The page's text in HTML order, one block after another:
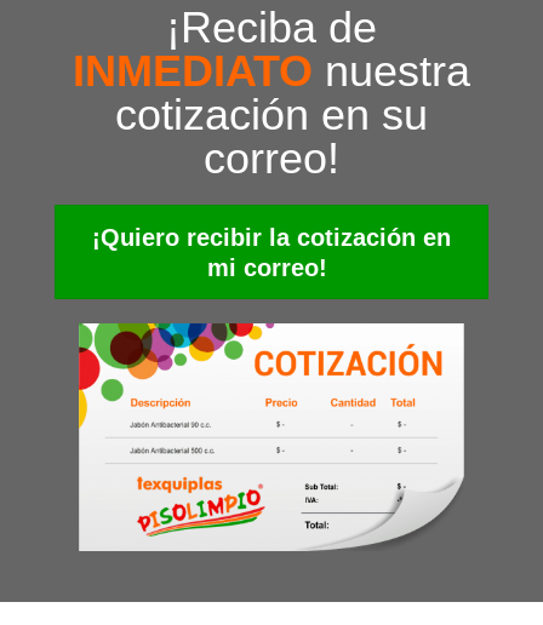
¡Reciba de
INMEDIATO nuestra
cotización en su
correo!
¡Quiero recibir la cotización en
mi correo!